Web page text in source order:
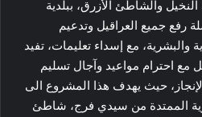
والشاطئ الأزرق، ببلدية
رفع جميع العراقيل وتدعيم
والبشرية، مع إسداء تعليمات، تفيد
احترام مواعيد وآجال تسليم
حيث يهدف هذا المشروع الى
الممتدة من سيدي فرج، شاطئ